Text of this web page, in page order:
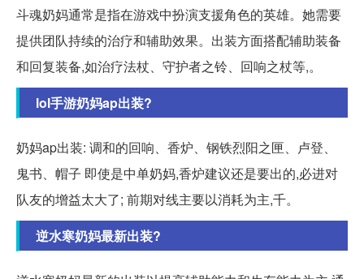
斗魂奶妈通常是指在游戏中扮演支援角色的英雄。她需要
提供团队持续的治疗和辅助效果。出装方面搭配辅助装备
和回复装备,如治疗法杖、守护者之铃、回响之杖等,。
lol手游奶妈ap出装?
奶妈ap出装: 调和的回响、香炉、钢铁烈阳之匣、卢登、
鬼书、帽子 即使是中单奶妈,香炉建议还是要出的,必进对
队友的增益太大了; 前期对线主要以消耗为主,千。
逆水寒奶妈最新出装?